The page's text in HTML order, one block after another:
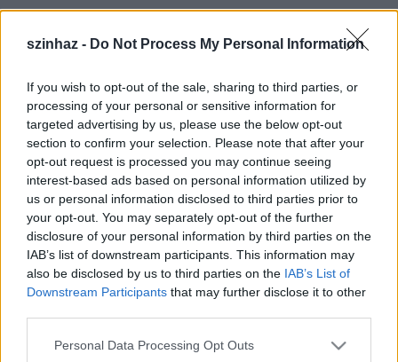
szinhaz - Do Not Process My Personal Information
If you wish to opt-out of the sale, sharing to third parties, or
processing of your personal or sensitive information for
targeted advertising by us, please use the below opt-out
section to confirm your selection. Please note that after your
opt-out request is processed you may continue seeing
interest-based ads based on personal information utilized by
us or personal information disclosed to third parties prior to
your opt-out. You may separately opt-out of the further
disclosure of your personal information by third parties on the
IAB’s list of downstream participants. This information may
also be disclosed by us to third parties on the IAB’s List of
Downstream Participants that may further disclose it to other
Please note that this website/app uses one or more Google
Personal Data Processing Opt Outs
Jegyvásárlás >>
Kálmán Imre - Leo Stein - Bela Jenbach:
Csárdáskirálynő
- operett -
A Szegedi Szabadtéri Játékok során először lesz
látható
Kálmán Imre operettje, parádés szereposztásban.
Szilvia:Rálik Szilvia
Edvin:Nyári Zoltán
Bartsch Kata